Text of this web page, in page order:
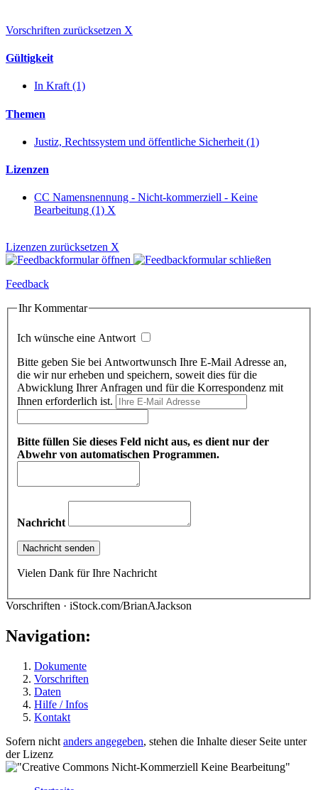
Vorschriften zurücksetzen X
Gültigkeit
In Kraft (1)
Themen
Justiz, Rechtssystem und öffentliche Sicherheit (1)
Lizenzen
CC Namensnennung - Nicht-kommerziell - Keine
Bearbeitung (1) X
Lizenzen zurücksetzen X
Feedback
Ihr Kommentar
Ich wünsche eine Antwort
Bitte geben Sie bei Antwortwunsch Ihre E-Mail Adresse an,
die wir nur erheben und speichern, soweit dies für die
Abwicklung Ihrer Anfragen und für die Korrespondenz mit
Ihnen erforderlich ist.
Bitte füllen Sie dieses Feld nicht aus, es dient nur der
Abwehr von automatischen Programmen.
Nachricht
Vielen Dank für Ihre Nachricht
Vorschriften · iStock.com/BrianAJackson
Navigation:
Dokumente
Vorschriften
Daten
Hilfe / Infos
Kontakt
Sofern nicht anders angegeben, stehen die Inhalte dieser Seite unter
der Lizenz